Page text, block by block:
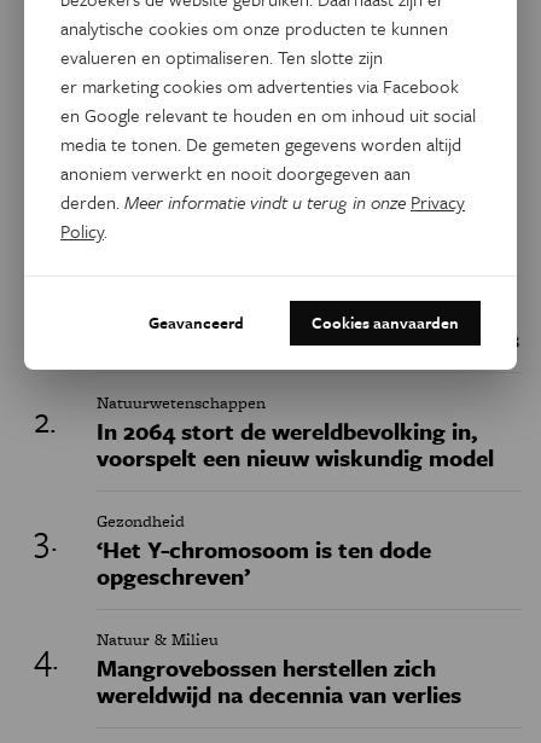
Dit artikel delen op:
Facebook Twitter Linkedin
Keuze van de redactie
Belgische fossielen werpen nieuw licht
op het uitsterven van de neanderthalers
Natuurwetenschappen
In 2064 stort de wereldbevolking in,
voorspelt een nieuw wiskundig model
Gezondheid
‘Het Y-chromosoom is ten dode
opgeschreven’
Natuur & Milieu
Mangrovebossen herstellen zich
wereldwijd na decennia van verlies
analytische cookies om onze producten te kunnen
evalueren en optimaliseren. Ten slotte zijn
er marketing cookies om advertenties via Facebook
en Google relevant te houden en om inhoud uit social
media te tonen. De gemeten gegevens worden altijd
anoniem verwerkt en nooit doorgegeven aan
derden.Meer informatie vindt u terug in onze Privacy
Policy.
Geavanceerd Cookies aanvaarden